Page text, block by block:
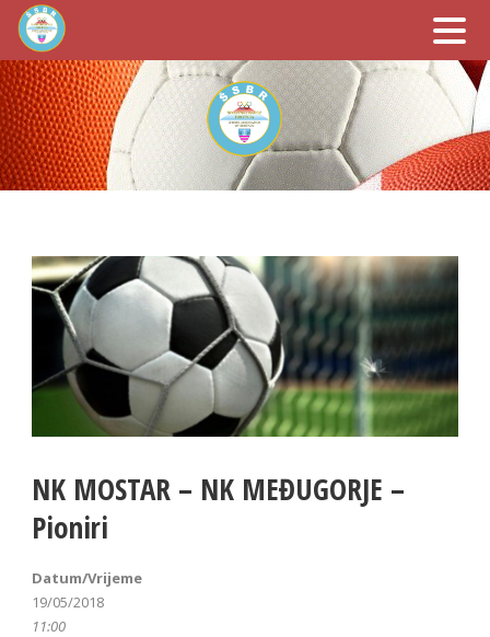
NK MOSTAR – NK MEĐUGORJE –
Pioniri
Datum/Vrijeme
19/05/2018
11:00